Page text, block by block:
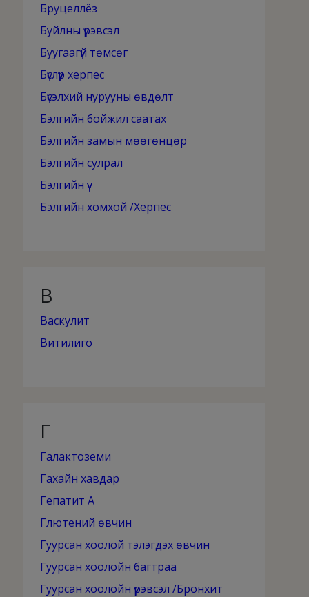
Бруцеллёз
Буйлны үрэвсэл
Буугаагүй төмсөг
Бүслүүр херпес
Бүсэлхий нурууны өвдөлт
Бэлгийн бойжил саатах
Бэлгийн замын мөөгөнцөр
Бэлгийн сулрал
Бэлгийн үү
Бэлгийн хомхой /Херпес
В
Васкулит
Витилиго
Г
Галактоземи
Гахайн хавдар
Гепатит А
Глютений өвчин
Гуурсан хоолой тэлэгдэх өвчин
Гуурсан хоолойн багтраа
Гуурсан хоолойн үрэвсэл /Бронхит